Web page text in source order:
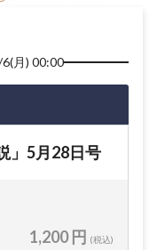
月) 00:00
」5月28日号
1,200 円 (税込)